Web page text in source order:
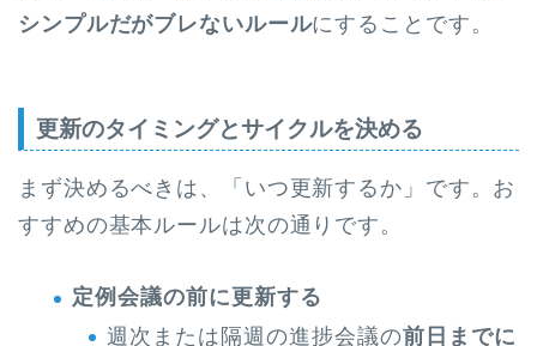
シンプルだがブレないルールにすることです。
更新のタイミングとサイクルを決める
まず決めるべきは、「いつ更新するか」です。お
すすめの基本ルールは次の通りです。
定例会議の前に更新する
週次または隔週の進捗会議の前日までに